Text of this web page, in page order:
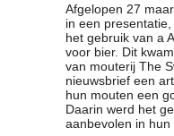
Afgelopen 27
in een
het gebruik van a
voor bier. Dit
van mouterij The
nieuwsbrief een
hun mouten een
Daarin werd het
aanbevolen in hun
Clubkalender